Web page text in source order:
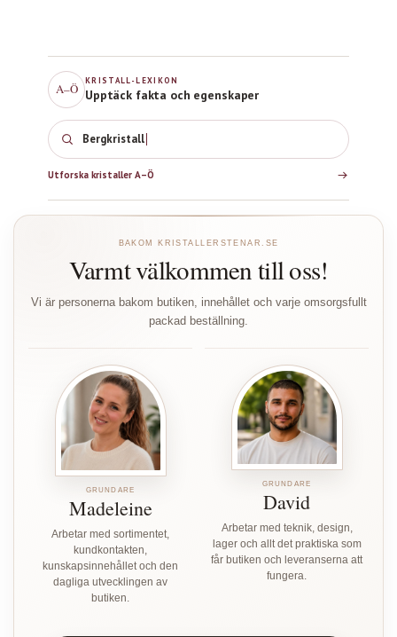
A–Ö
KRISTALL-LEXIKON
Upptäck fakta och egenskaper
Bergkrist
Utforska kristaller A–Ö
BAKOM KRISTALLERSTENAR.SE
Varmt välkommen till oss!
Vi är personerna bakom butiken, innehållet och varje omsorgsfullt
packad beställning.
GRUNDARE
Madeleine
Arbetar med sortimentet,
kundkontakten,
kunskapsinnehållet och den
dagliga utvecklingen av
butiken.
GRUNDARE
David
Arbetar med teknik, design,
lager och allt det praktiska som
får butiken och leveranserna att
fungera.